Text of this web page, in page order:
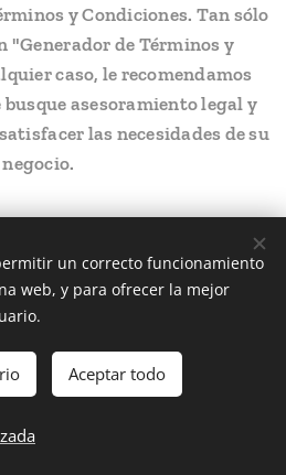
y Condiciones. Tan sólo
"Generador de Términos y
caso, le recomendamos
asesoramiento legal y
las necesidades de su
negocio.
S.R.L.
132-67260-7
un correcto funcionamiento
web, y para ofrecer la mejor
Aceptar todo